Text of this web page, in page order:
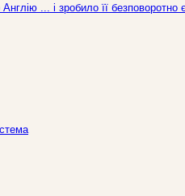
... і зробило її